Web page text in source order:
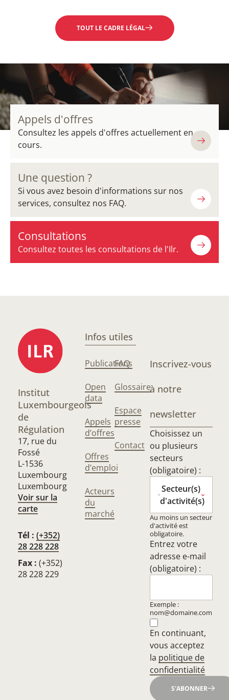
TOUT LE CADRE LÉGAL
Appels d'offres
Consultez les appels d'offres actuellement en
cours.
Une question ?
Si vous avez besoin d'informations sur nos
services, consultez nos FAQ.
Consultations
Consultez toutes les consultations de l'Ilr.
Institut
Luxembourgeois
de
Régulation
17, rue du
Fossé
L-1536
Luxembourg
Luxembourg
Voir sur la
carte
Tél : (+352)
28 228 228
Fax : (+352)
28 228 229
Infos utiles
Publications
Open
data
Appels
d’offres
Offres
d’emploi
Acteurs
du
marché
FAQ
Glossaire
Espace
presse
Contact
Inscrivez-vous
à notre
newsletter
Choisissez un
ou plusieurs
secteurs
(obligatoire) :
Secteur(s)
d'activité(s)
Au moins un secteur
d'activité est
obligatoire.
Entrez votre
adresse e-mail
(obligatoire) :
Exemple :
nom@domaine.com
En continuant,
vous acceptez
la politique de
confidentialité
S'ABONNER